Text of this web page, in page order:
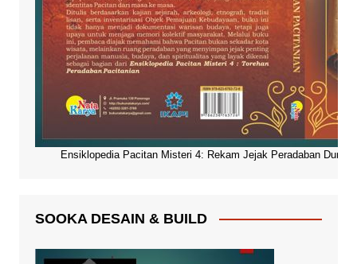
Ensiklopedia Pacitan Misteri 4: Rekam Jejak Peradaban Dunia
SOOKA DESAIN & BUILD